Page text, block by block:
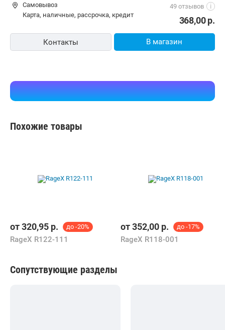
49 отзывов
i
Самовывоз
карта, наличные, рассрочка, кредит
368,00р.
Контакты В магазин
Похожие товары
от320,95 р. до -20%
RageX R122-111
от352,00 р. до -17%
RageX R118-001
Сопутствующие разделы